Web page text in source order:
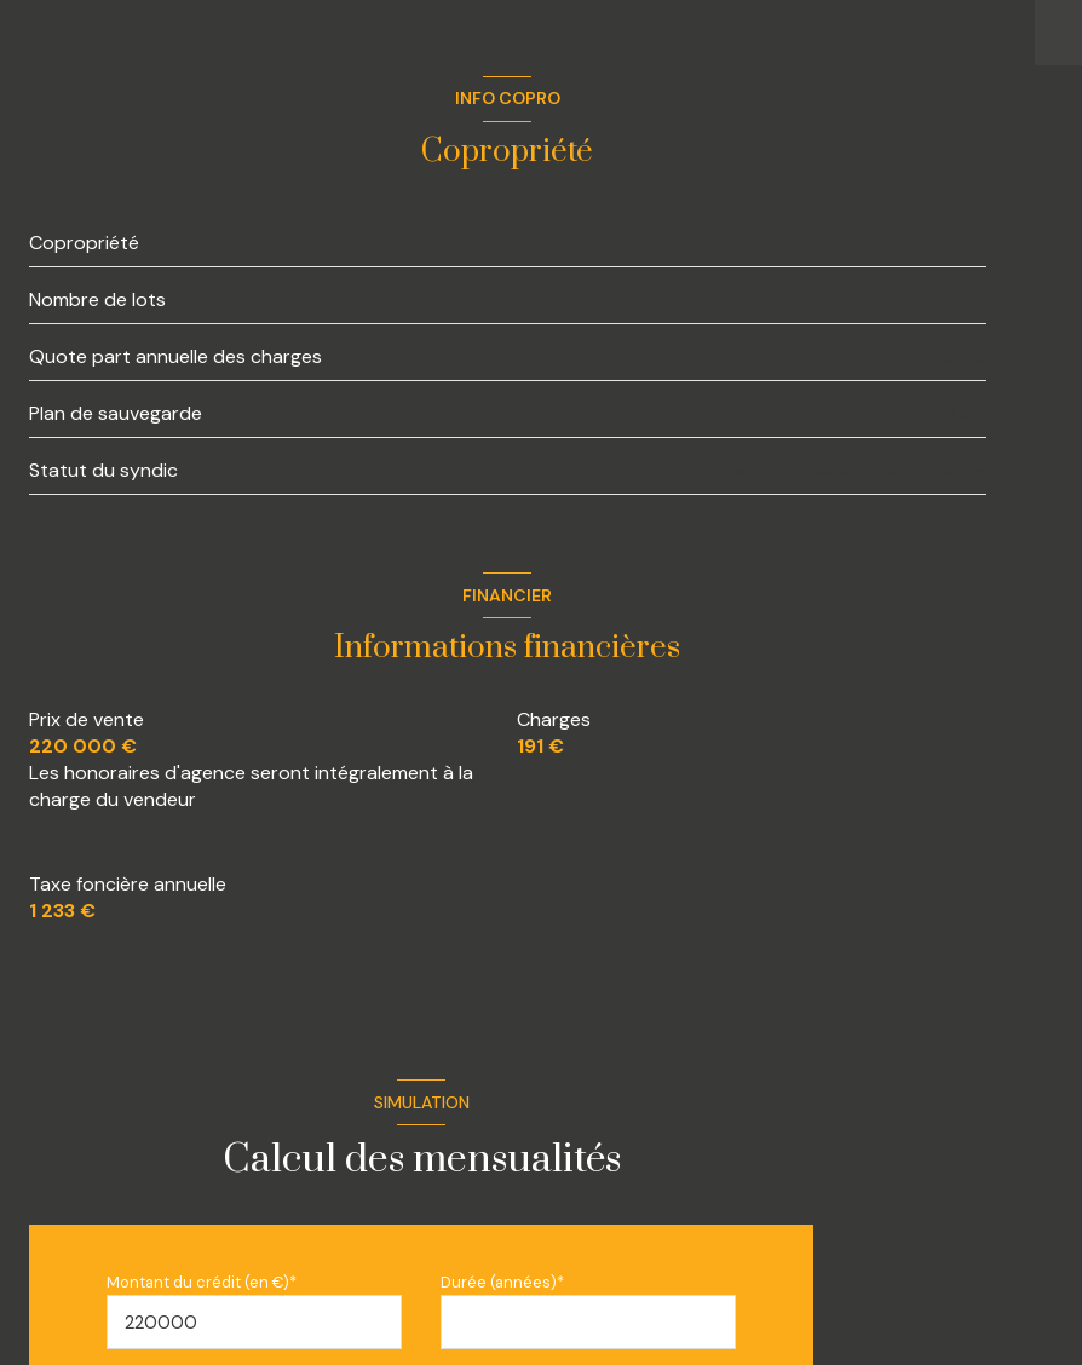
INFO COPRO
Copropriété
Copropriété
Nombre de lots
Quote part annuelle des charges
Plan de sauvegarde
Statut du syndic
FINANCIER
Informations financières
Prix de vente
220 000 €
Les honoraires d'agence seront intégralement à la
charge du vendeur
Charges
191 €
Taxe foncière annuelle
1 233 €
SIMULATION
Calcul des mensualités
Montant du crédit (en €)* Durée (années)*